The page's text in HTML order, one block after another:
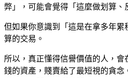
弊」，可能會覺得「這麼做划算、
但如果你意識到「這是在拿多年
算的交易。
所以，真正懂得信譽價值的人，
錢的資產，賤賣給了最短視的貪